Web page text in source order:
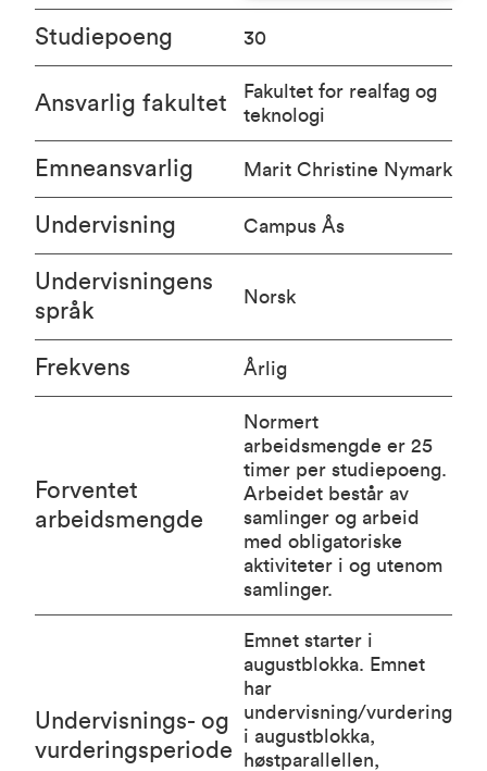
Studiepoeng 30
Ansvarlig fakultet
Fakultet for realfag og
teknologi
Emneansvarlig Marit Christine Nymark
Undervisning Campus Ås
Undervisningens
språk
Norsk
Frekvens Årlig
Forventet
arbeidsmengde
Normert
arbeidsmengde er 25
timer per studiepoeng.
Arbeidet består av
samlinger og arbeid
med obligatoriske
aktiviteter i og utenom
samlinger.
Undervisnings- og
vurderingsperiode
Emnet starter i
augustblokka. Emnet
har
undervisning/vurdering
i augustblokka,
høstparallellen,